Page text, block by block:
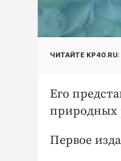
ЧИТАЙТЕ KP40.RU:
Его
природных
Первое